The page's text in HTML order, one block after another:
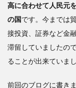
高に合わせて人民元
の国です。今までは
接投資、証券など金
滞留していましたの
ることが出来ていまし
前回のブログに書き